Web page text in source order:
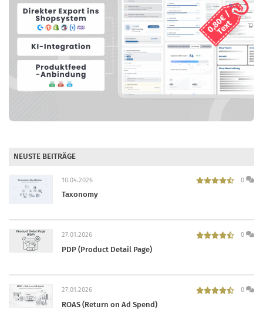
NEUSTE BEITRÄGE
10.04.2026 0
Taxonomy
27.01.2026 0
PDP (Product Detail Page)
27.01.2026 0
ROAS (Return on Ad Spend)